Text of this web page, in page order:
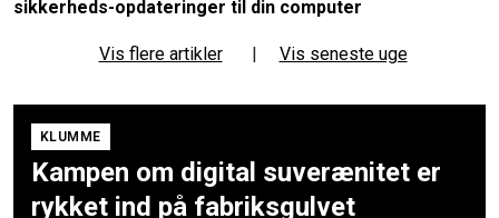
sikkerheds-opdateringer til din computer
Vis flere artikler | Vis seneste uge
KLUMME
Kampen om digital suverænitet er
rykket ind på fabriksgulvet